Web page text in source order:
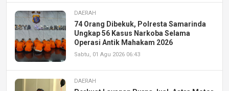
DAERAH
74 Orang Dibekuk, Polresta Samarinda
Ungkap 56 Kasus Narkoba Selama
Operasi Antik Mahakam 2026
Sabtu, 01 Agu 2026 06:43
DAERAH